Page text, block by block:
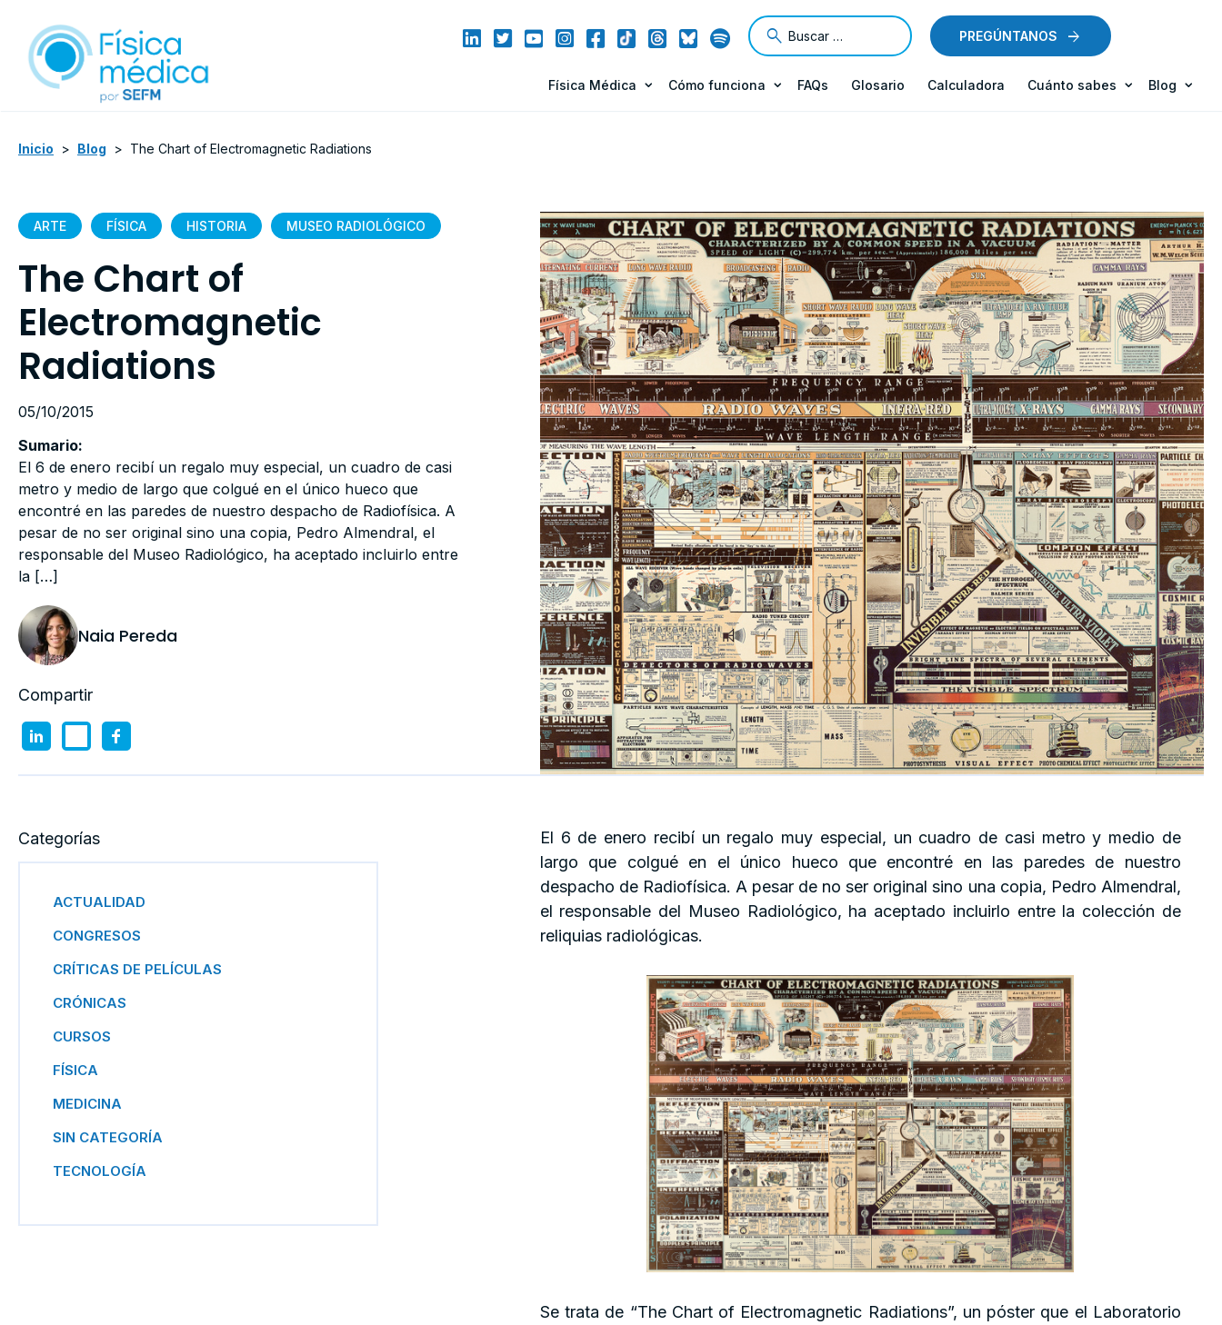
PREGÚNTANOS
Física Médica Cómo funciona FAQs Glosario Calculadora Cuánto sabes Blog
Inicio > Blog > The Chart of Electromagnetic Radiations
ARTE FÍSICA HISTORIA MUSEO RADIOLÓGICO
The Chart of
Electromagnetic
Radiations
05/10/2015
Sumario:
El 6 de enero recibí un regalo muy especial, un cuadro de casi
metro y medio de largo que colgué en el único hueco que
encontré en las paredes de nuestro despacho de Radiofísica. A
pesar de no ser original sino una copia, Pedro Almendral, el
responsable del Museo Radiológico, ha aceptado incluirlo entre
la […]
Naia Pereda
Compartir
Categorías
ACTUALIDAD
CONGRESOS
CRÍTICAS DE PELÍCULAS
CRÓNICAS
CURSOS
FÍSICA
MEDICINA
SIN CATEGORÍA
TECNOLOGÍA
El 6 de enero recibí un regalo muy especial, un cuadro de casi metro y medio de
largo que colgué en el único hueco que encontré en las paredes de nuestro
despacho de Radiofísica. A pesar de no ser original sino una copia, Pedro Almendral,
el responsable del Museo Radiológico, ha aceptado incluirlo entre la colección de
reliquias radiológicas.
Se trata de “The Chart of Electromagnetic Radiations”, un póster que el Laboratorio